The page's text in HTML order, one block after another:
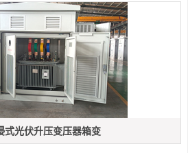
式光伏升压变压器箱变